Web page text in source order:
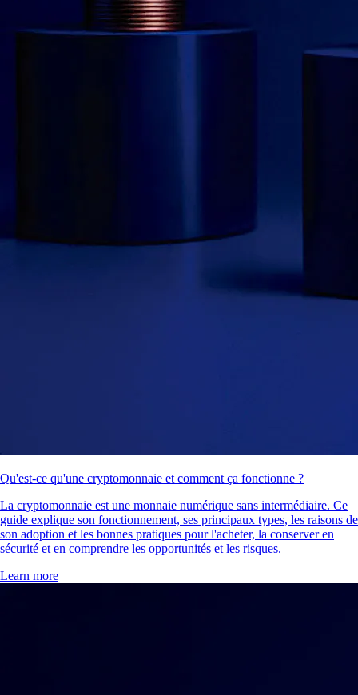
Qu'est-ce qu'une cryptomonnaie et comment ça fonctionne ?
La cryptomonnaie est une monnaie numérique sans intermédiaire. Ce
guide explique son fonctionnement, ses principaux types, les raisons de
son adoption et les bonnes pratiques pour l'acheter, la conserver en
sécurité et en comprendre les opportunités et les risques.
Learn more